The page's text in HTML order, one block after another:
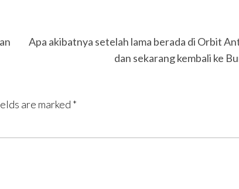
Apa akibatnya setelah lama berada di Orbit
dan sekarang kembali ke
are marked *